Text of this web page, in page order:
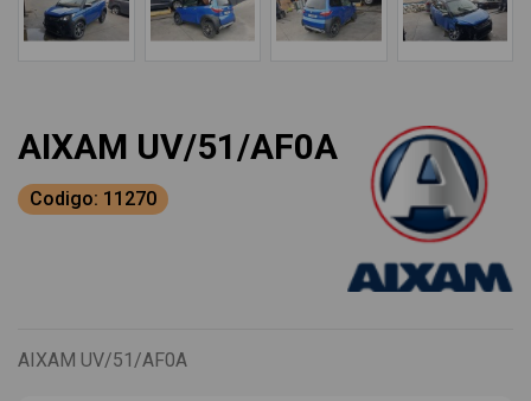
AIXAM UV/51/AF0A
Codigo: 11270
AIXAM UV/51/AF0A